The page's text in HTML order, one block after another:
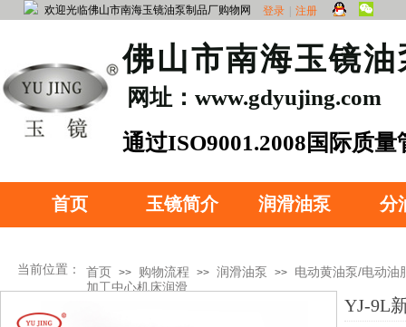
登录 注册
欢迎光临佛山市南海玉镜油泵制品厂购物网
首页 玉镜简介 润滑油泵 分
佛山市南海玉镜
​通过ISO9001.2008国际质
网址：www.gdyujing.com
当前位置： 首页 >> 购物流程 >> 润滑油泵 >>
电动黄油泵/电动油
加工中心机床润滑
YJ-9L